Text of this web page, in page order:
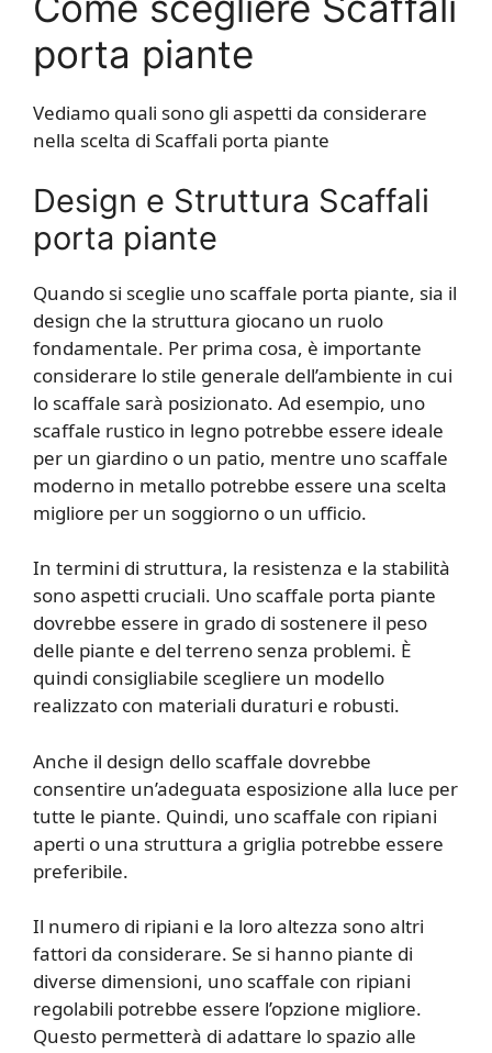
porta piante
Vediamo quali sono gli aspetti da considerare
nella scelta di Scaffali porta piante
Design e Struttura Scaffali
porta piante
Quando si sceglie uno scaffale porta piante, sia il
design che la struttura giocano un ruolo
fondamentale. Per prima cosa, è importante
considerare lo stile generale dell’ambiente in cui
lo scaffale sarà posizionato. Ad esempio, uno
scaffale rustico in legno potrebbe essere ideale
per un giardino o un patio, mentre uno scaffale
moderno in metallo potrebbe essere una scelta
migliore per un soggiorno o un ufficio.
In termini di struttura, la resistenza e la stabilità
sono aspetti cruciali. Uno scaffale porta piante
dovrebbe essere in grado di sostenere il peso
delle piante e del terreno senza problemi. È
quindi consigliabile scegliere un modello
realizzato con materiali duraturi e robusti.
Anche il design dello scaffale dovrebbe
consentire un’adeguata esposizione alla luce per
tutte le piante. Quindi, uno scaffale con ripiani
aperti o una struttura a griglia potrebbe essere
preferibile.
Il numero di ripiani e la loro altezza sono altri
fattori da considerare. Se si hanno piante di
diverse dimensioni, uno scaffale con ripiani
regolabili potrebbe essere l’opzione migliore.
Questo permetterà di adattare lo spazio alle